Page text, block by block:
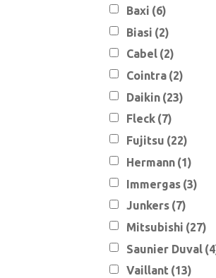
Baxi (6)
Biasi (2)
Cabel (2)
Cointra (2)
Daikin (23)
Fleck (7)
Fujitsu (22)
Hermann (1)
Immergas (3)
Junkers (7)
Mitsubishi (27)
Saunier Duval
Vaillant (13)